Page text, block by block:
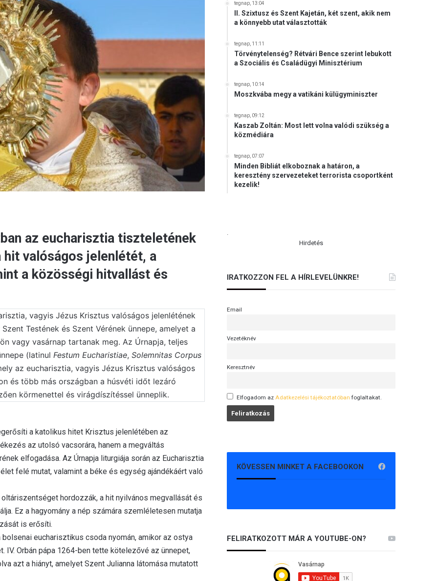
az eucharisztia tiszteletének
hit valóságos jelenlétét, a
a közösségi hitvallást és
vagyis Jézus Krisztus valóságos jelenlétének
Testének és Szent Vérének ünnepe, amelyet a
vagy vasárnap tartanak meg. Az Úrnapja, teljes
(latinul Festum Eucharistiae, Solemnitas Corpus
az eucharisztia, vagyis Jézus Krisztus valóságos
és több más országban a húsvéti időt lezáró
körmenettel és virágdíszítéssel ünneplik.
a katolikus hitet Krisztus jelenlétében az
az utolsó vacsorára, hanem a megváltás
elfogadása. Az Úrnapja liturgiája során az Eucharisztia
felé mutat, valamint a béke és egység ajándékáért való
hordozzák, a hit nyilvános megvallását és
Ez a hagyomány a nép számára szemléletesen mutatja
is erősíti.
eucharisztikus csoda nyomán, amikor az ostya
Orbán pápa 1264-ben tette kötelezővé az ünnepet,
azt a hiányt, amelyet Szent Julianna látomása mutatott
tegnap, 13:04
II. Szixtusz és Szent Kajetán, két szent, akik nem
a könnyebb utat választották
tegnap, 11:11
Törvénytelenség? Rétvári Bence szerint lebukott
a Szociális és Családügyi Minisztérium
tegnap, 10:14
Moszkvába megy a vatikáni külügyminiszter
tegnap, 09:12
Kaszab Zoltán: Most lett volna valódi szükség a
közmédiára
tegnap, 07:07
Minden Bibliát elkoboznak a határon, a
keresztény szervezeteket terrorista csoportként
kezelik!
.
Hirdetés
IRATKOZZON FEL A HÍRLEVELÜNKRE!
Email
Vezetéknév
Keresztnév
Elfogadom az Adatkezelési tájékoztatóban foglaltakat.
KÖVESSEN MINKET A FACEBOOKON
FELIRATKOZOTT MÁR A YOUTUBE-ON?